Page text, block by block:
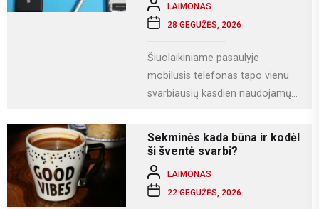
LAIMONAS
28 GEGUŽĖS, 2026
Šiuolaikiniame pasaulyje
mobilusis telefonas tapo vienu
svarbiausių kasdien naudojamų
naudojamės socialiniais...
Sekminės kada būna ir kodėl
ši šventė svarbi?
LAIMONAS
22 GEGUŽĖS, 2026